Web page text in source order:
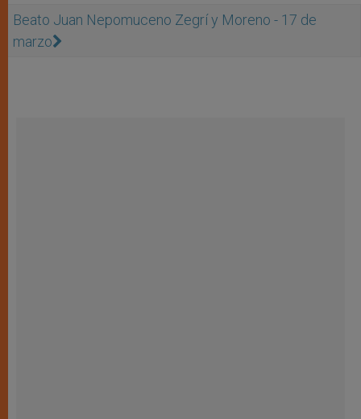
Beato Juan Nepomuceno Zegrí y Moreno - 17 de
marzo